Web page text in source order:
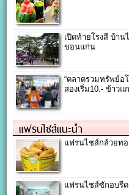
เปิดท้ายโรงสี บ้า
ขอนแก่น
“ตลาดรวมทรัพย์อ
สองเริ่ม10.- ข้าวแ
แฟรนไชส์แนะนำ
แฟรนไชส์กล้วยทอ
แฟรนไชส์ซักอบรี